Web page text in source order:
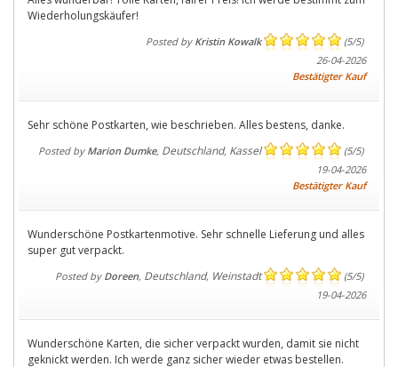
Wiederholungskäufer!
Posted by Kristin Kowalk (5/5)
26-04-2026
Bestätigter Kauf
Sehr schöne Postkarten, wie beschrieben. Alles bestens, danke.
Posted by Marion Dumke, Deutschland, Kassel (5/5)
19-04-2026
Bestätigter Kauf
Wunderschöne Postkartenmotive. Sehr schnelle Lieferung und alles
super gut verpackt.
Posted by Doreen, Deutschland, Weinstadt (5/5)
19-04-2026
Wunderschöne Karten, die sicher verpackt wurden, damit sie nicht
geknickt werden. Ich werde ganz sicher wieder etwas bestellen.